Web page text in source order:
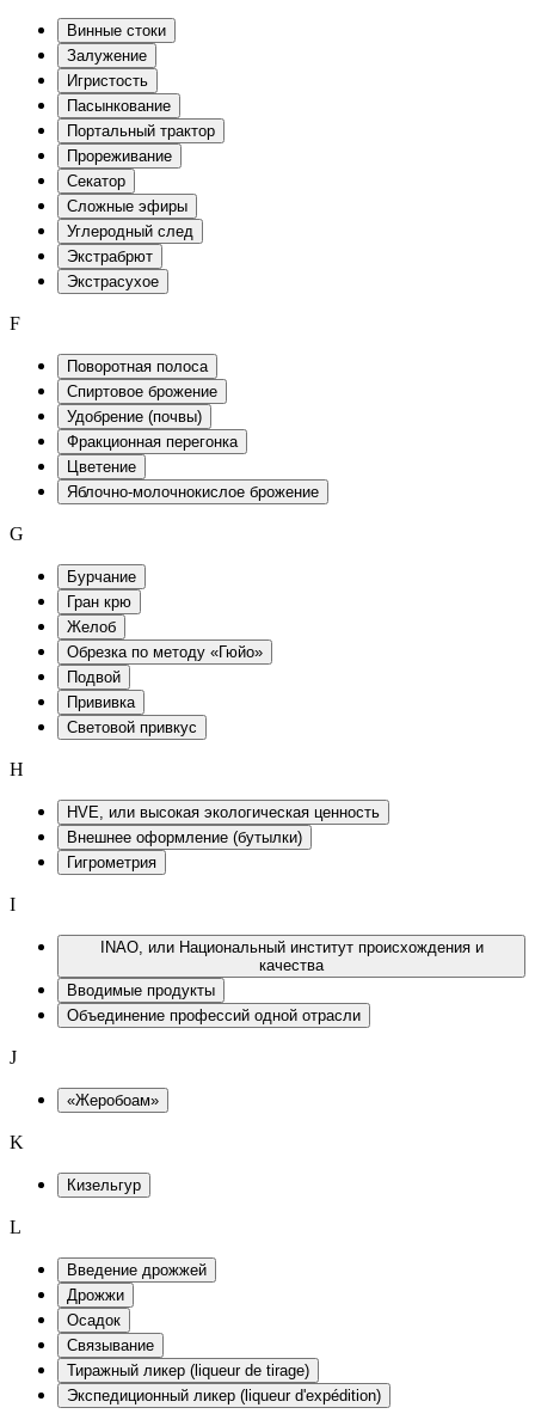
Винные стоки
Залужение
Игристость
Пасынкование
Портальный трактор
Прореживание
Секатор
Сложные эфиры
Углеродный след
Экстрабрют
Экстрасухое
F
Поворотная полоса
Спиртовое брожение
Удобрение (почвы)
Фракционная перегонка
Цветение
Яблочно-молочнокислое брожение
G
Бурчание
Гран крю
Желоб
Обрезка по методу «Гюйо»
Подвой
Прививка
Световой привкус
H
HVE, или высокая экологическая ценность
Внешнее оформление (бутылки)
Гигрометрия
I
INAO, или Национальный институт происхождения и
качества
Вводимые продукты
Объединение профессий одной отрасли
J
«Жеробоам»
K
Кизельгур
L
Введение дрожжей
Дрожжи
Осадок
Связывание
Тиражный ликер (liqueur de tirage)
Экспедиционный ликер (liqueur d'expédition)